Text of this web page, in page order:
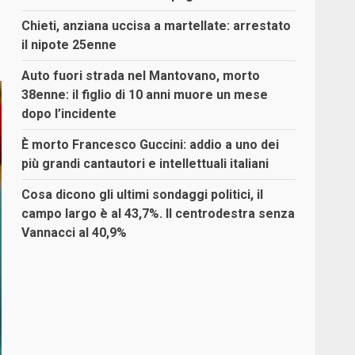
Chieti, anziana uccisa a martellate: arrestato
il nipote 25enne
Auto fuori strada nel Mantovano, morto
38enne: il figlio di 10 anni muore un mese
dopo l’incidente
È morto Francesco Guccini: addio a uno dei
più grandi cantautori e intellettuali italiani
Cosa dicono gli ultimi sondaggi politici, il
campo largo è al 43,7%. Il centrodestra senza
Vannacci al 40,9%